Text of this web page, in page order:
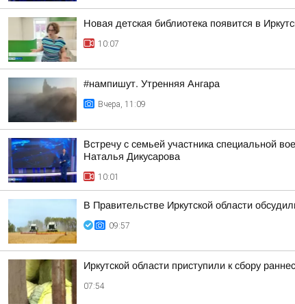
Новая детская библиотека появится в
10:07
#нампишут. Утренняя Ангара
Вчера, 11:09
Встречу с семьей участника специальной
Наталья Дикусарова
10:01
В Правительстве Иркутской области
09:57
Иркутской области приступили к сбору
07:54